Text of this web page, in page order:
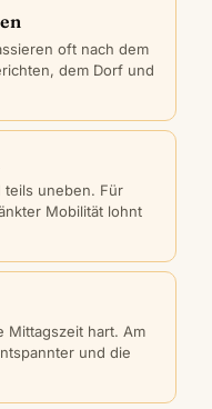
oft nach dem
dem Dorf und
teils uneben. Für
Mobilität lohnt
Mittagszeit hart. Am
und die